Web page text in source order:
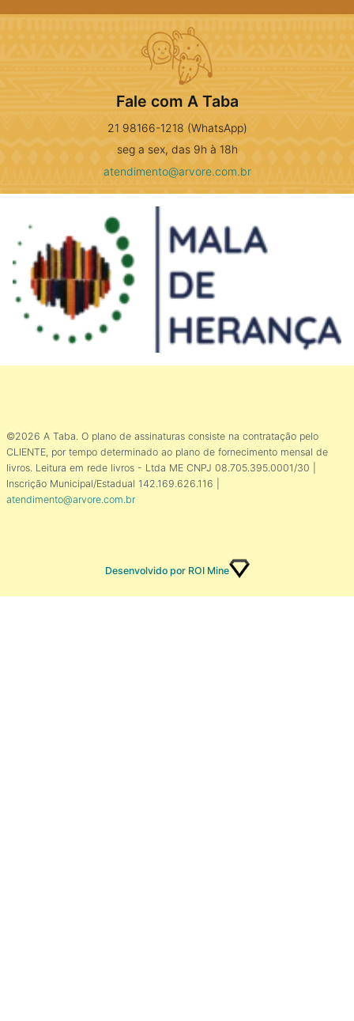
Fale com A Taba
21 98166-1218 (WhatsApp)
seg a sex, das 9h à 18h
atendimento@arvore.com.br
©2026 A Taba. O plano de assinaturas consiste na contratação pelo
CLIENTE, por tempo determinado ao plano de fornecimento mensal de
livros. Leitura em rede livros - Ltda ME CNPJ 08.705.395.0001/30 |
Inscrição Municipal/Estadual 142.169.626.116 |
atendimento@arvore.com.br
Desenvolvido por ROI Mine